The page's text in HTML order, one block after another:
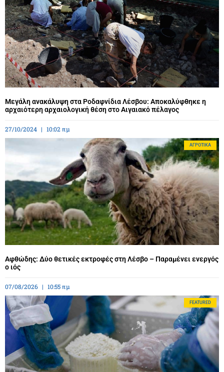
Μεγάλη ανακάλυψη στα Ροδαφνίδια Λέσβου: Αποκαλύφθηκε η
αρχαιότερη αρχαιολογική θέση στο Αιγαιακό πέλαγος
27/10/2024 10:02 πμ
ΑΓΡΟΤΙΚΆ
Αφθώδης: Δύο θετικές εκτροφές στη Λέσβο – Παραμένει ενεργός
ο ιός
07/08/2026 10:55 πμ
FEATURED